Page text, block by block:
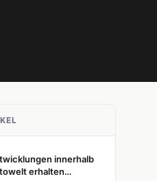
innerhalb
erhalten